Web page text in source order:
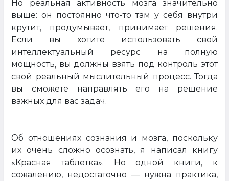
Но реальная активность мозга значительно
выше: он постоянно что-то там у себя внутри
крутит, продумывает, принимает решения.
Если вы хотите использовать свой
интеллектуальный ресурс на полную
мощность, вы должны взять под контроль этот
свой реальный мыслительный процесс. Тогда
вы сможете направлять его на решение
важных для вас задач.
Об отношениях сознания и мозга, поскольку
их очень сложно осознать, я написал книгу
«Красная таблетка». Но одной книги, к
сожалению, недостаточно — нужна практика,